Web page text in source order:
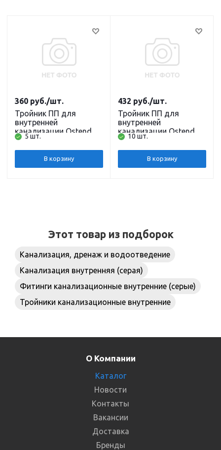
Тройник ПП для
внутренней
канализации Ostendorf
HT 90 х 90/87, 87 град.
5 шт.
360 руб./шт.
В корзину
Тройник ПП для
внутренней
канализации Ostendorf
HT 110 х 110/67, 67
град.
10 шт.
432 руб./шт.
В корзину
Этот товар из подборок
Канализация, дренаж и водоотведение
Канализация внутренняя (серая)
Фитинги канализационные внутренние (серые)
Тройники канализационные внутренние
О Компании
Каталог
Новости
Контакты
Вакансии
Доставка
Бренды